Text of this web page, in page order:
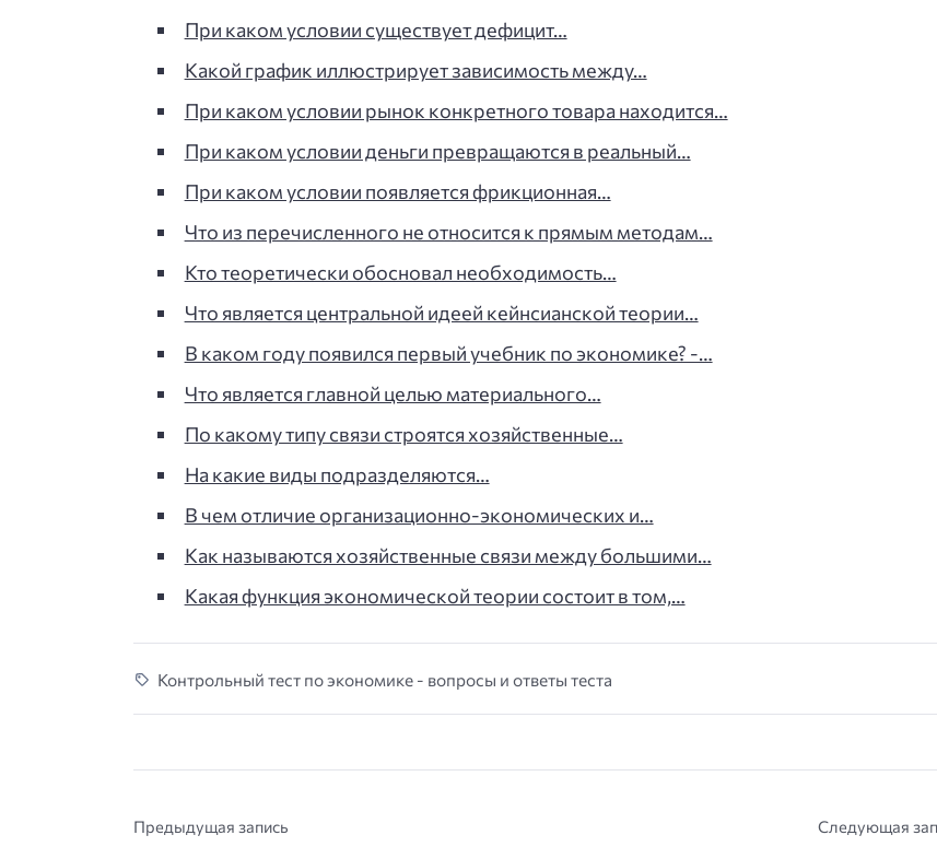
При каком условии существует дефицит…
Какой график иллюстрирует зависимость между…
При каком условии рынок конкретного товара находится…
При каком условии деньги превращаются в реальный…
При каком условии появляется фрикционная…
Что из перечисленного не относится к прямым методам…
Кто теоретически обосновал необходимость…
Что является центральной идеей кейнсианской теории…
В каком году появился первый учебник по экономике? -…
Что является главной целью материального…
По какому типу связи строятся хозяйственные…
На какие виды подразделяются…
В чем отличие организационно-экономических и…
Как называются хозяйственные связи между большими…
Какая функция экономической теории состоит в том,…
Контрольный тест по экономике - вопросы и ответы теста
Предыдущая запись Следующая